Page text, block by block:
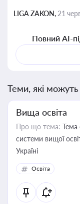
LIGA ZAKON, 21
Повний AI-
Теми, які можуть
Вища освіта
Про що тема: Тема
системи вищої
Україні
Освіта